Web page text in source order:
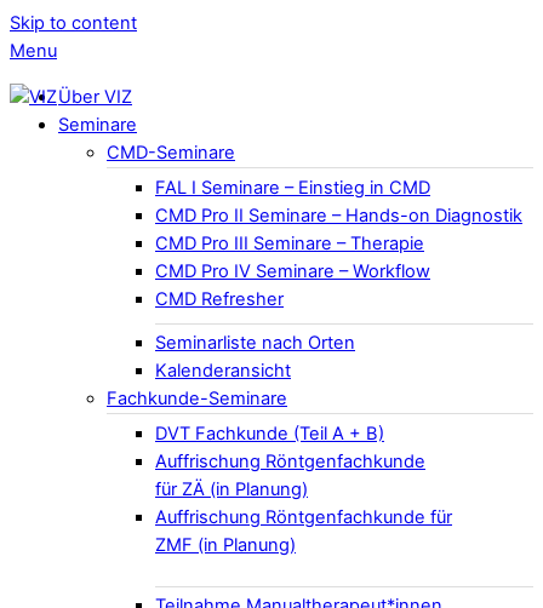
Skip to content
Menu
Über VIZ
Seminare
CMD-Seminare
FAL I Seminare – Einstieg in CMD
CMD Pro II Seminare – Hands-on Diagnostik
CMD Pro III Seminare – Therapie
CMD Pro IV Seminare – Workflow
CMD Refresher
Seminarliste nach Orten
Kalenderansicht
Fachkunde-Seminare
DVT Fachkunde (Teil A + B)
Auffrischung Röntgenfachkunde
für ZÄ (in Planung)
Auffrischung Röntgenfachkunde für
ZMF (in Planung)